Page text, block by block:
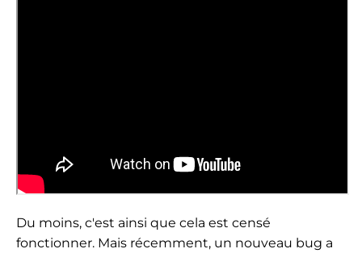
Du moins, c'est ainsi que cela est censé
fonctionner. Mais récemment, un nouveau bug a